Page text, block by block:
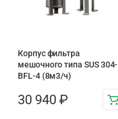
Корпус фильтра
мешочного типа SUS 304-
BFL-4 (8м3/ч)
30 940 ₽